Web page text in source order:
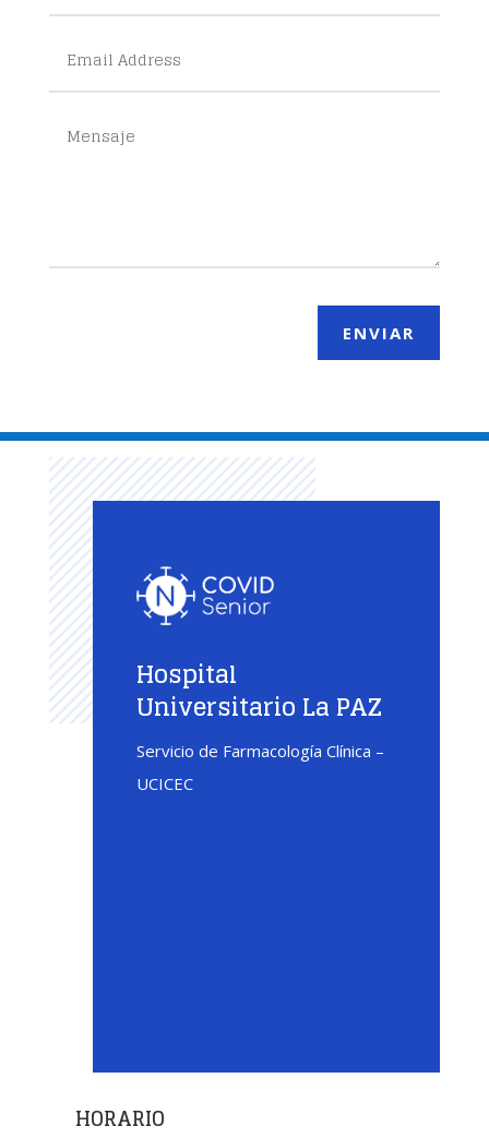
ENVIAR
Hospital
Universitario La PAZ
Servicio de Farmacología Clínica –
UCICEC
HORARIO